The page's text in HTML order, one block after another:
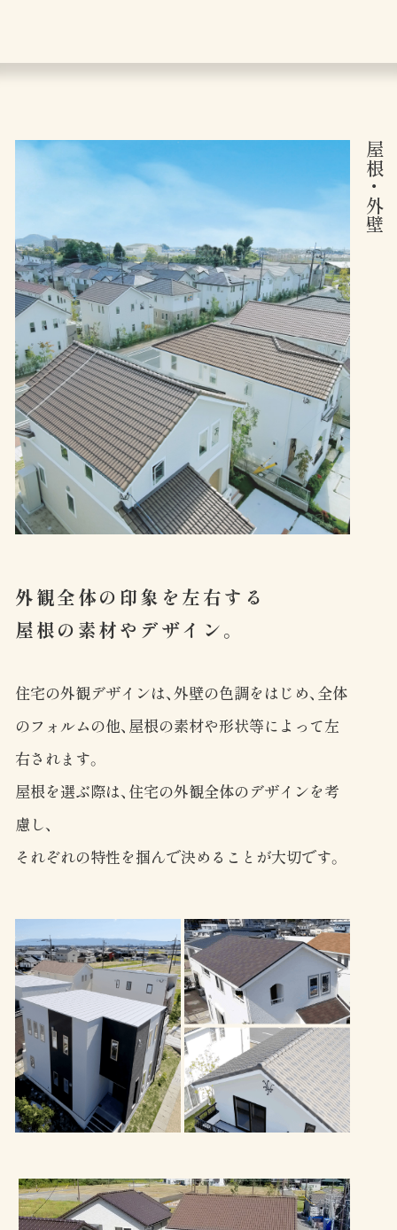
外観全体の印象を左右する
屋根の素材やデザイン。
住宅の外観デザインは、外壁の色調をはじめ、全体
のフォルムの他、屋根の素材や形状等によって左
右されます。
屋根を選ぶ際は、住宅の外観全体のデザインを考
慮し、
それぞれの特性を掴んで決めることが大切です。
屋根
・
外壁